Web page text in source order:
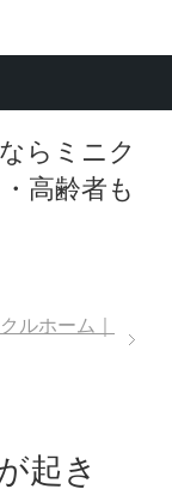
らミニク
高齢者も
ルホーム｜
起き